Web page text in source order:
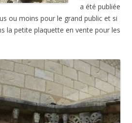
a été publiée
ou moins pour le grand public et si
la petite plaquette en vente pour les